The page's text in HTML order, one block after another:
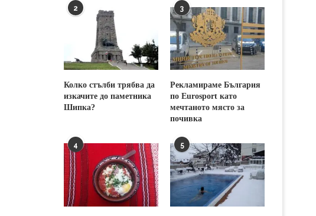
2
Колко стълби трябва да
изкачите до паметника
Шипка?
3
Рекламираме България
по Eurosport като
мечтаното място за
почивка
4 5